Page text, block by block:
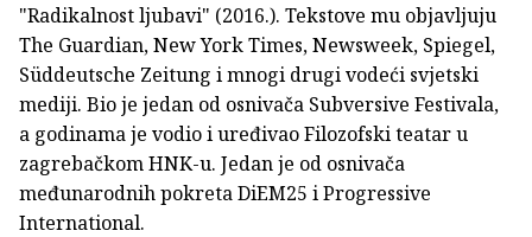
"Radikalnost ljubavi" (2016.). Tekstove mu objavljuju
The Guardian, New York Times, Newsweek, Spiegel,
Süddeutsche Zeitung i mnogi drugi vodeći svjetski
mediji. Bio je jedan od osnivača Subversive Festivala,
a godinama je vodio i uređivao Filozofski teatar u
zagrebačkom HNK-u. Jedan je od osnivača
međunarodnih pokreta DiEM25 i Progressive
International.